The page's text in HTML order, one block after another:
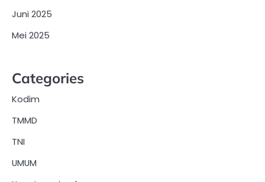
Juni 2025
Mei 2025
Categories
Kodim
TMMD
TNI
UMUM